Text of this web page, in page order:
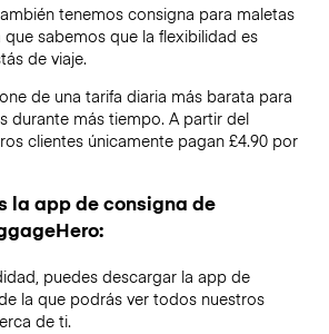
tenemos consigna para maletas
que sabemos que la flexibilidad es
de viaje.
de una tarifa diaria más barata para
durante más tiempo. A partir del
clientes únicamente pagan £4.90 por
la app de consigna de
puedes descargar la app de
la que podrás ver todos nuestros
de ti.